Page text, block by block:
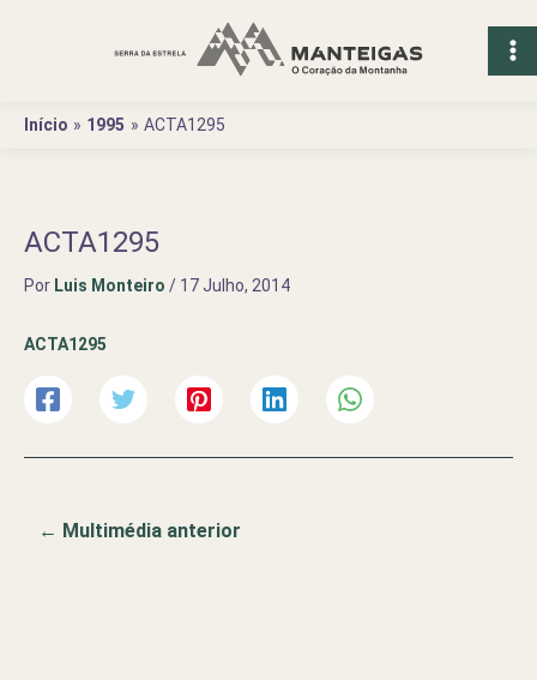
Início
1995 ACTA1295
ACTA1295
Por Luis Monteiro / 17 Julho, 2014
ACTA1295
← Multimédia anterior